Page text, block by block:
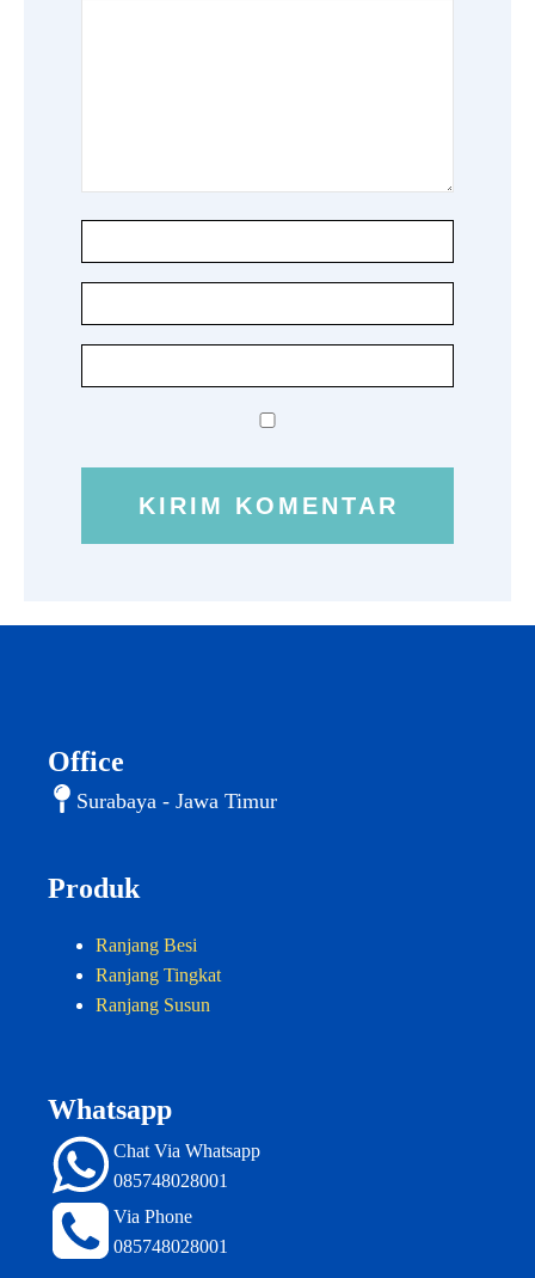
Office
Surabaya - Jawa Timur
Produk
Ranjang Besi
Ranjang Tingkat
Ranjang Susun
Whatsapp
Chat Via Whatsapp
085748028001
Via Phone
085748028001